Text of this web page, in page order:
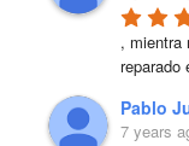
, mientra
reparado
Pablo
7 years